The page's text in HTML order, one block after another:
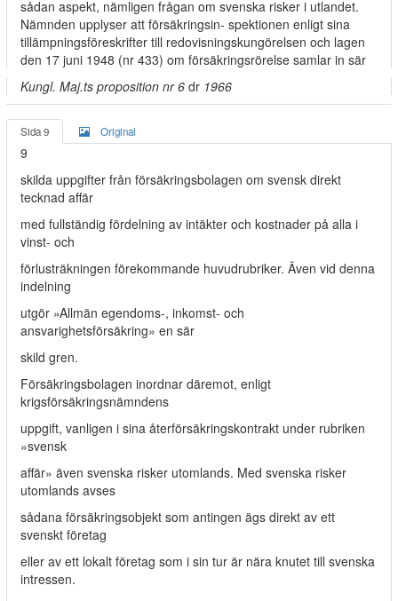
sådan aspekt, nämligen frågan om svenska risker i utlandet.
Nämnden upplyser att försäkringsin- spektionen enligt sina
tillämpningsföreskrifter till redovisningskungörelsen och lagen
den 17 juni 1948 (nr 433) om försäkringsrörelse samlar in sär­
Kungl. Maj.ts proposition nr 6 dr 1966
Sida 9 Original
9
skilda uppgifter från försäkringsbolagen om svensk direkt
tecknad affär
med fullständig fördelning av intäkter och kostnader på alla i
vinst- och
förlusträkningen förekommande huvudrubriker. Även vid denna
indelning
utgör »Allmän egendoms-, inkomst- och
ansvarighetsförsäkring» en sär­
skild gren.
Försäkringsbolagen inordnar däremot, enligt
krigsförsäkringsnämndens
uppgift, vanligen i sina återförsäkringskontrakt under rubriken
»svensk
affär» även svenska risker utomlands. Med svenska risker
utomlands avses
sådana försäkringsobjekt som antingen ägs direkt av ett
svenskt företag
eller av ett lokalt företag som i sin tur är nära knutet till svenska
intressen.